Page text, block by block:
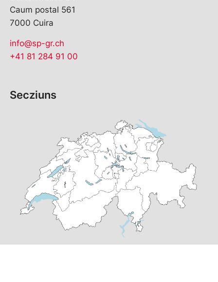
Caum postal 561
7000 Cuira
info@sp-gr.ch
+41 81 284 91 00
Secziuns